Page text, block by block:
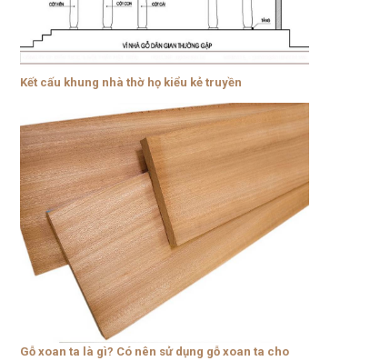
Kết cấu khung nhà thờ họ kiểu kẻ truyền
Gỗ xoan ta là gì? Có nên sử dụng gỗ xoan ta cho